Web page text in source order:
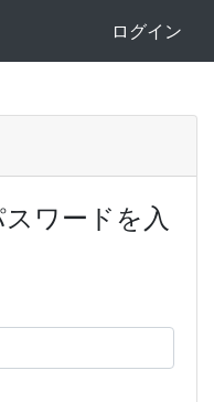
ログイン
ワードを入